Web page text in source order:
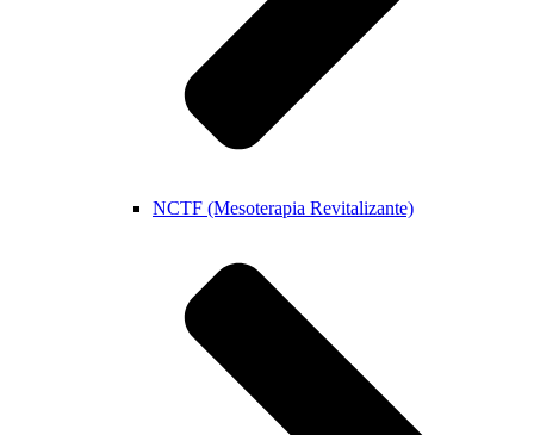
NCTF (Mesoterapia Revitalizante)